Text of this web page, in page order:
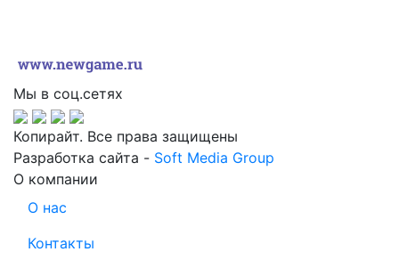
Мы в соц.сетях
Копирайт. Все права защищены
Разработка сайта - Soft Media Group
О компании
О нас
Контакты